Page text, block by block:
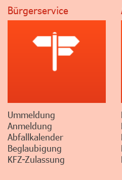
Bürgerservice
Ummeldung
Anmeldung
Abfallkalender
Beglaubigung
KFZ-Zulassung